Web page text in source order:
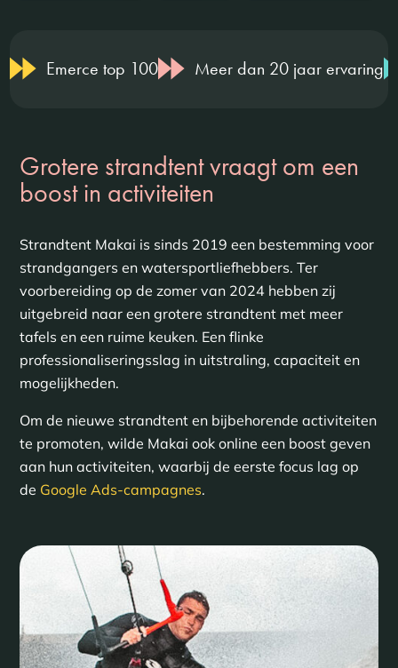
Emerce top 100 Meer dan 20 jaar ervaring
Grotere strandtent vraagt om een
boost in activiteiten
Strandtent Makai is sinds 2019 een bestemming voor
strandgangers en watersportliefhebbers. Ter
voorbereiding op de zomer van 2024 hebben zij
uitgebreid naar een grotere strandtent met meer
tafels en een ruime keuken. Een flinke
professionaliseringsslag in uitstraling, capaciteit en
mogelijkheden.
Om de nieuwe strandtent en bijbehorende activiteiten
te promoten, wilde Makai ook online een boost geven
aan hun activiteiten, waarbij de eerste focus lag op
de Google Ads-campagnes.